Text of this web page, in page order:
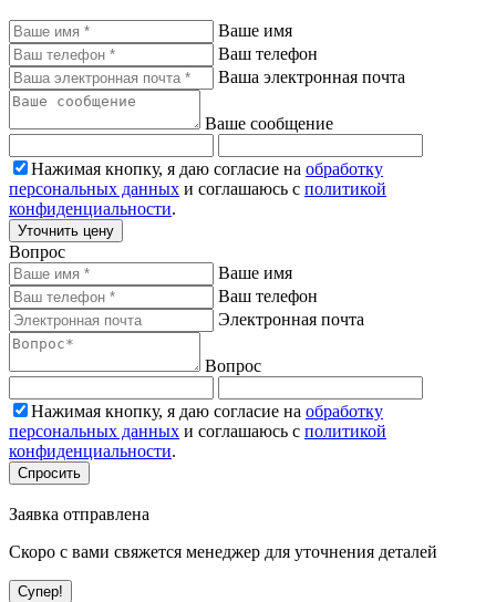
Ваше имя
Ваш телефон
Ваша электронная почта
Ваше сообщение
Нажимая кнопку, я даю согласие на обработку
персональных данных и соглашаюсь с политикой
конфиденциальности.
Уточнить цену
Вопрос
Ваше имя
Ваш телефон
Электронная почта
Вопрос
Нажимая кнопку, я даю согласие на обработку
персональных данных и соглашаюсь с политикой
конфиденциальности.
Спросить
Заявка отправлена
Скоро с вами свяжется менеджер для уточнения деталей
Супер!